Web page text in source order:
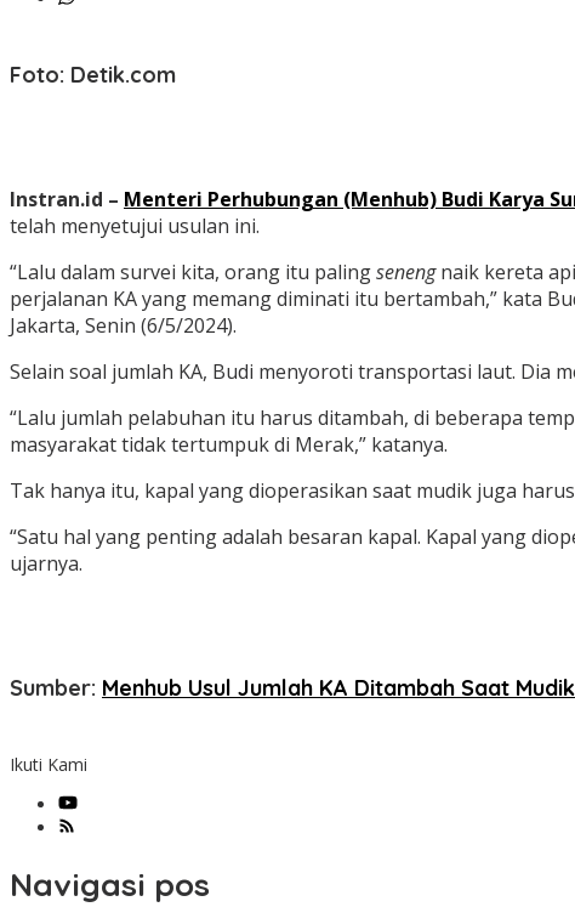
Foto: Detik.com
Instran.id – Menteri Perhubungan (Menhub) Budi Karya
telah menyetujui usulan ini.
“Lalu dalam survei kita, orang itu palingsenengnaik kereta
perjalanan KA yang memang diminati itu bertambah,” kata
Jakarta, Senin (6/5/2024).
Selain soal jumlah KA, Budi menyoroti transportasi laut. Dia
“Lalu jumlah pelabuhan itu harus ditambah, di beberapa
masyarakat tidak tertumpuk di Merak,” katanya.
Tak hanya itu, kapal yang dioperasikan saat mudik juga
“Satu hal yang penting adalah besaran kapal. Kapal yang
ujarnya.
Sumber: Menhub Usul Jumlah KA Ditambah Saat
Ikuti Kami
Navigasi pos